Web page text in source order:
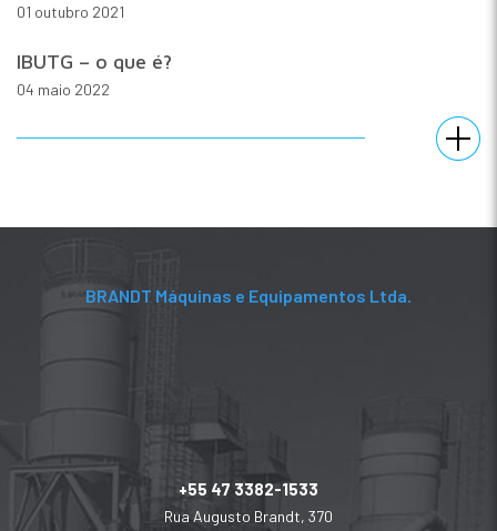
01 outubro 2021
IBUTG – o que é?
04 maio 2022
BRANDT Máquinas e Equipamentos Ltda.
+55 47 3382-1533
Rua Augusto Brandt, 370